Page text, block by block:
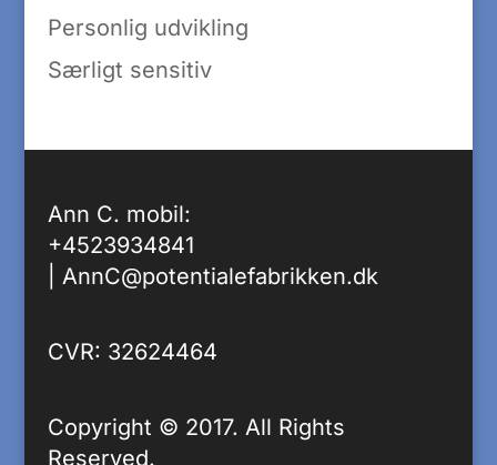
Personlig udvikling
Særligt sensitiv
Ann C. mobil:
+4523934841
AnnC@potentialefabrikken.dk
CVR: 32624464
Copyright © 2017. All Rights
Reserved.